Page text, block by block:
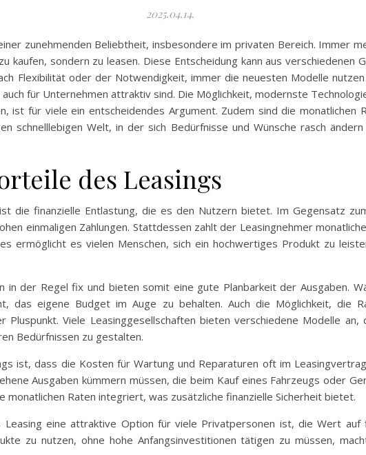
2025.04.14.
zunehmenden Beliebtheit, insbesondere im privaten Bereich. Immer
kaufen, sondern zu leasen. Diese Entscheidung kann aus verschiedenen
Flexibilität oder der Notwendigkeit, immer die neuesten Modelle
für Unternehmen attraktiv sind. Die Möglichkeit, modernste
ist für viele ein entscheidendes Argument. Zudem sind die monatlichen
schnelllebigen Welt, in der sich Bedürfnisse und Wünsche rasch
des Leasings
die finanzielle Entlastung, die es den Nutzern bietet. Im Gegensatz
einmaligen Zahlungen. Stattdessen zahlt der Leasingnehmer
ermöglicht es vielen Menschen, sich ein hochwertiges Produkt zu
in der Regel fix und bieten somit eine gute Planbarkeit der Ausgaben.
das eigene Budget im Auge zu behalten. Auch die Möglichkeit, die
Pluspunkt. Viele Leasinggesellschaften bieten verschiedene Modelle
Bedürfnissen zu gestalten.
ist, dass die Kosten für Wartung und Reparaturen oft im
Ausgaben kümmern müssen, die beim Kauf eines Fahrzeugs oder
monatlichen Raten integriert, was zusätzliche finanzielle Sicherheit bietet.
Leasing eine attraktive Option für viele Privatpersonen ist, die Wert auf
zu nutzen, ohne hohe Anfangsinvestitionen tätigen zu müssen,